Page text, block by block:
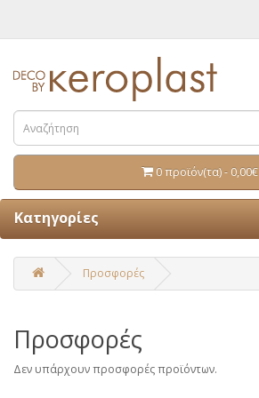
0 προϊόν(τα) - 0,00€
Κατηγορίες
Προσφορές
Προσφορές
Δεν υπάρχουν προσφορές προϊόντων.